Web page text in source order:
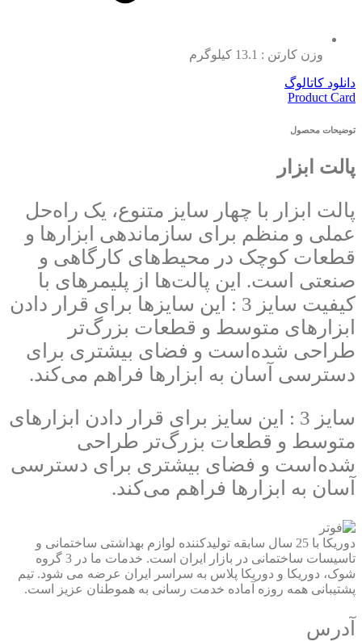
وزن کارتن : 13.1 کیلوگرم
دانلود کاتالوگ
Product Card
توضیحات محصول
پالت ابزار
پالت ابزار با چهار سایز متنوع، یک راه‌حل
عملی و منظم برای سازماندهی ابزارها و
قطعات کوچک در محیط‌های کارگاهی و
صنعتی است. این پالت‌ها از پلیمرهای با
کیفیت سایز 3 : این سایزها برای قرار دادن
ابزارهای متوسط و قطعات بزرگ‌تر
طراحی شده‌است و فضای بیشتری برای
دسترسی آسان به ابزارها فراهم می‌کند.
سایز 3 : این سایز برای قرار دادن ابزارهای
متوسط و قطعات بزرگ‌تر طراحی
شده‌است و فضای بیشتری برای دسترسی
آسان به ابزارها فراهم می‌کند.
دوریکا با 25 سال سابقه تولیدکننده لوازم بهداشتی ساختمانی و
تاسیسات ساختمانی در بازار ایران است. خدمات ما در 3 گروه
شوک، دوریکا و دوریکا پلاس به سراسر ایران عرضه می شود. تیم
پشتیبانی همه روزه آماده خدمت رسانی به هموطنان عزیز است.
آدرس